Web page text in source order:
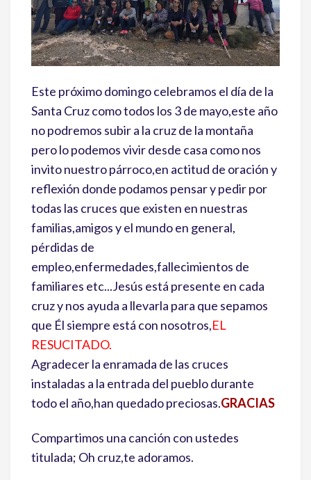
Este próximo domingo celebramos el día de la
Santa Cruz como todos los 3 de mayo,este año
no podremos subir a la cruz de la montaña
pero lo podemos vivir desde casa como nos
invito nuestro párroco,en actitud de oración y
reflexión donde podamos pensar y pedir por
todas las cruces que existen en nuestras
familias,amigos y el mundo en general,
pérdidas de
empleo,enfermedades,fallecimientos de
familiares etc...Jesús está presente en cada
cruz y nos ayuda a llevarla para que sepamos
que Él siempre está con nosotros,EL
RESUCITADO.
Agradecer la enramada de las cruces
instaladas a la entrada del pueblo durante
todo el año,han quedado preciosas.GRACIAS
Compartimos una canción con ustedes
titulada; Oh cruz,te adoramos.